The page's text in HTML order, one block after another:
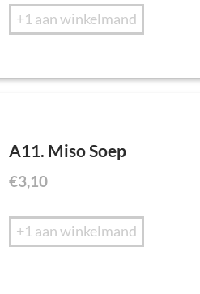
+1 aan winkelmand
A11. Miso Soep
€3,10
+1 aan winkelmand